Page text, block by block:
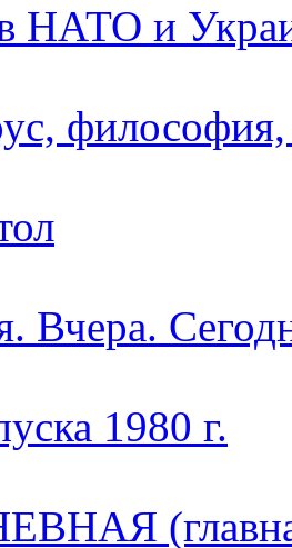
НАТО и
философия,
Вчера.
1980 г.